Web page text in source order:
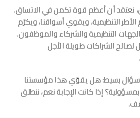
نعتقد أن أعظم قوة تكمن في الاتساق.
التنظيمية، ويقوي أسواقنا، ويكرّم
التنظيمية والشركاء والموظفون.
لصالح الشراكات طويلة الأجل
بسيط: هل يقوّي هذا مؤسستنا
إذا كانت الإجابة نعم، ننطلق